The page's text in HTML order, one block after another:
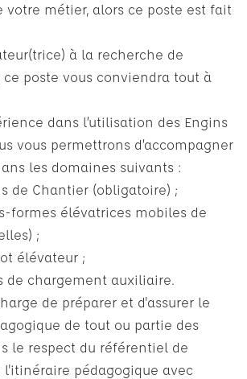
votre métier, alors ce poste est fait
à la recherche de
ce poste vous conviendra tout à
dans l’utilisation des Engins
vous permettrons d’accompagner
les domaines suivants :
de Chantier (obligatoire) ;
formes élévatrices mobiles de
;
élévateur ;
chargement auxiliaire.
de préparer et d'assurer le
de tout ou partie des
le respect du référentiel de
pédagogique avec